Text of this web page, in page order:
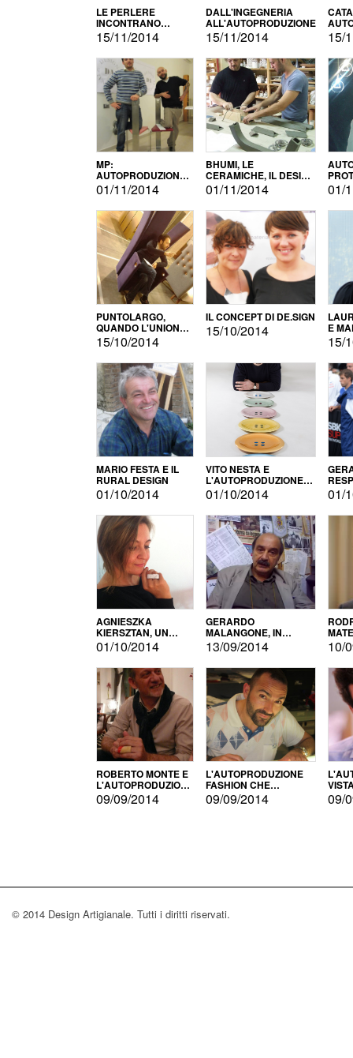
LE PERLERE
INCONTRANO
L'AUTOPRODUZIONE
15/11/2014
DALL'INGEGNERIA
ALL'AUTOPRODUZIONE
15/11/2014 15/
MP:
AUTOPRODUZIONE
E INNOVAZIONE
01/11/2014
BHUMI, LE
CERAMICHE, IL DESIGN
E L'AUTOPRODUZIONE
01/11/2014 01/
PUNTOLARGO,
QUANDO L'UNIONE
FA LA FORZA E
VINCE
15/10/2014
IL CONCEPT DI DE.SIGN
15/10/2014 E
15/
MARIO FESTA E IL
RURAL DESIGN
01/10/2014
VITO NESTA E
L'AUTOPRODUZIONE
COME RECUPERO DEI
SIMBOLI
01/10/2014 01/
AGNIESZKA
KIERSZTAN, UN
MODELLO DI
AUTOPRODUZIONE
01/10/2014
GERARDO
MALANGONE, IN
GIURIA PER IL
CONCORSO
LETTERARIO
13/09/2014 10/
ROBERTO MONTE E
L'AUTOPRODUZIONE
CON IL CENSIMENTO
09/09/2014
L'AUTOPRODUZIONE
FASHION CHE
CONQUISTA GLI USA
09/09/2014 09/
© 2014 Design Artigianale. Tutti i diritti riservati.